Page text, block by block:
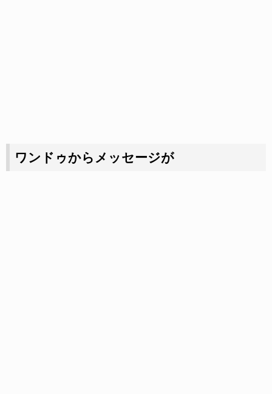
ワンドゥからメッセージが